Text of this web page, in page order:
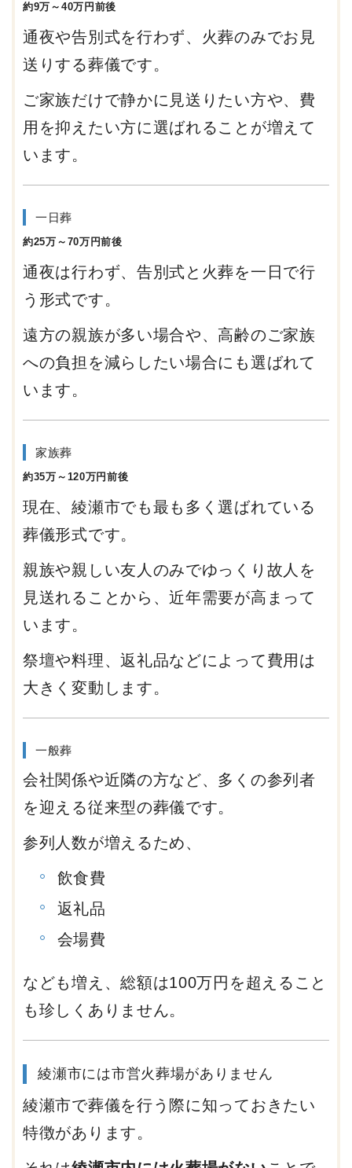
約9万～40万円前後
通夜や告別式を行わず、火葬のみでお見
送りする葬儀です。
ご家族だけで静かに見送りたい方や、費
用を抑えたい方に選ばれることが増えて
います。
一日葬
約25万～70万円前後
通夜は行わず、告別式と火葬を一日で行
う形式です。
遠方の親族が多い場合や、高齢のご家族
への負担を減らしたい場合にも選ばれて
います。
家族葬
約35万～120万円前後
現在、綾瀬市でも最も多く選ばれている
葬儀形式です。
親族や親しい友人のみでゆっくり故人を
見送れることから、近年需要が高まって
います。
祭壇や料理、返礼品などによって費用は
大きく変動します。
一般葬
会社関係や近隣の方など、多くの参列者
を迎える従来型の葬儀です。
参列人数が増えるため、
飲食費
返礼品
会場費
なども増え、総額は100万円を超えること
も珍しくありません。
綾瀬市には市営火葬場がありません
綾瀬市で葬儀を行う際に知っておきたい
特徴があります。